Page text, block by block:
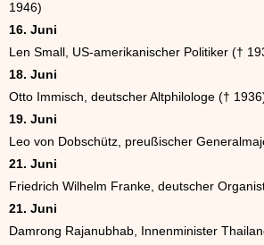
1946)
16. Juni
Len Small, US-amerikanischer Politiker (†
18. Juni
Otto Immisch, deutscher Altphilologe (†
19. Juni
Leo von Dobschütz, preußischer
21. Juni
Friedrich Wilhelm Franke, deutscher
21. Juni
Damrong Rajanubhab, Innenminister